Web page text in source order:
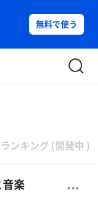
無料で使う
ランキング (開発中 )
楽